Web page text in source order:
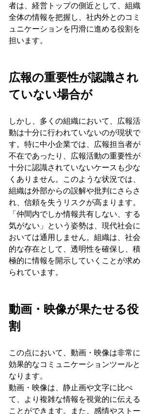
者は、経営トップの側近として、組織
全体の情報を把握し、社内外とのコミ
ュニケーションを円滑に進める役割を
担います。
広報の重要性が認識され
ていない場合が
しかし、多くの組織において、広報活
動は十分に行われていないのが現状で
す。特に中小企業では、広報担当者が
不在であったり、広報活動の重要性が
十分に認識されていないケースも少な
くありません。このような状況では、
組織は外部からの誤解や批判にさらさ
れ、信頼を失うリスクが高まります。
「仲間内でしか情報共有しない、する
気がない」という姿勢は、現代社会に
おいては通用しません。組織は、社会
的な存在として、透明性を確保し、積
極的に情報を開示していくことが求め
られています。
動画・映像が果たせる役
割
この点において、動画・映像は非常に
効果的なコミュニケーションツールと
なります。
動画・映像は、静止画や文字に比べ
て、より複雑な情報を視覚的に伝える
ことができます。また、感情やストー